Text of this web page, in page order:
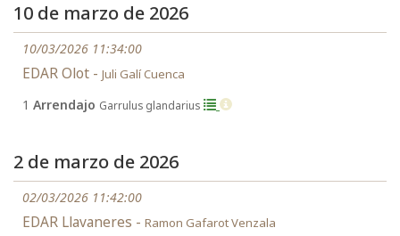
10 de marzo de 2026
10/03/2026 11:34:00
EDAR Olot - Juli Galí Cuenca
1 Arrendajo Garrulus glandarius
2 de marzo de 2026
02/03/2026 11:42:00
EDAR Llavaneres - Ramon Gafarot Venzala